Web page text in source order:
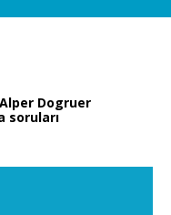
Dogruer
soruları